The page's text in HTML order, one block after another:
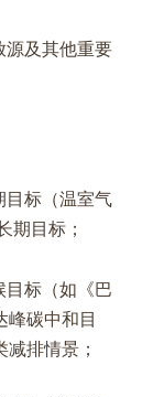
源及其他重要
目标（温室气
期目标；
目标（如《巴
峰碳中和目
排情景；